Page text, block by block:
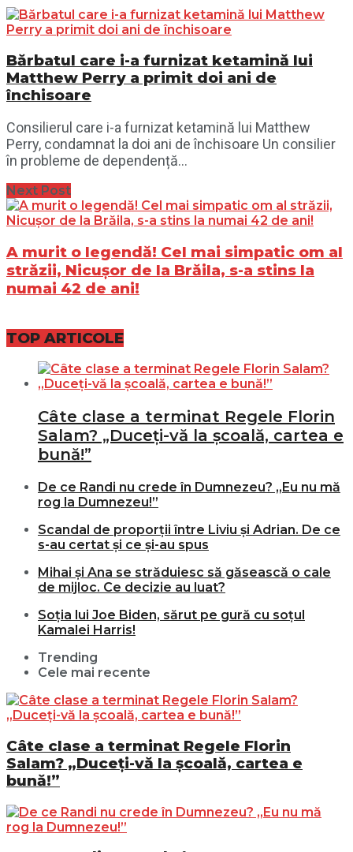
Bărbatul care i-a furnizat ketamină lui
Matthew Perry a primit doi ani de
închisoare
Consilierul care i-a furnizat ketamină lui Matthew
Perry, condamnat la doi ani de închisoare Un consilier
în probleme de dependență...
Next Post
A murit o legendă! Cel mai simpatic om al
străzii, Nicușor de la Brăila, s-a stins la
numai 42 de ani!
TOP ARTICOLE
Câte clase a terminat Regele Florin
Salam? „Duceți-vă la școală, cartea e
bună!”
De ce Randi nu crede în Dumnezeu? „Eu nu mă
rog la Dumnezeu!”
Scandal de proporții între Liviu și Adrian. De ce
s-au certat și ce și-au spus
Mihai și Ana se străduiesc să găsească o cale
de mijloc. Ce decizie au luat?
Soția lui Joe Biden, sărut pe gură cu soțul
Kamalei Harris!
Trending
Cele mai recente
Câte clase a terminat Regele Florin
Salam? „Duceți-vă la școală, cartea e
bună!”